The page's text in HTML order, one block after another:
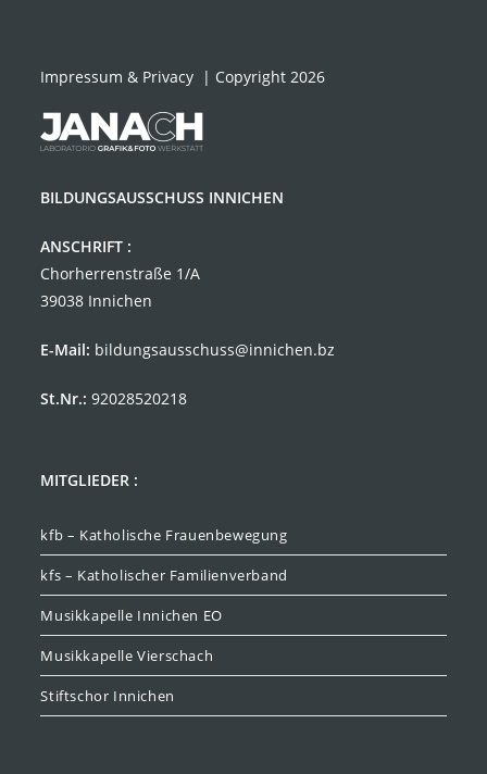
Impressum & Privacy | Copyright 2026
BILDUNGSAUSSCHUSS INNICHEN
ANSCHRIFT :
Chorherrenstraße 1/A
39038 Innichen
E-Mail: bildungsausschuss@innichen.bz
St.Nr.: 92028520218
MITGLIEDER :
kfb – Katholische Frauenbewegung
kfs – Katholischer Familienverband
Musikkapelle Innichen EO
Musikkapelle Vierschach
Stiftschor Innichen